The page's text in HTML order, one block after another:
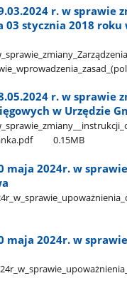
r. w sprawie
03 stycznia 2018
r. w
w Urzędzie
0.15MB
maja 2024r. w
maja 2024r. w